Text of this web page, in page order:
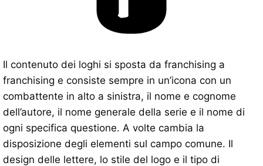
Il contenuto dei loghi si sposta da franchising a
franchising e consiste sempre in un’icona con un
combattente in alto a sinistra, il nome e cognome
dell’autore, il nome generale della serie e il nome di
ogni specifica questione. A volte cambia la
disposizione degli elementi sul campo comune. Il
design delle lettere, lo stile del logo e il tipo di